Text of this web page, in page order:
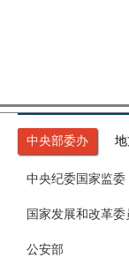
中央部委办
中央纪委国家监委
国家发展和改革委
公安部